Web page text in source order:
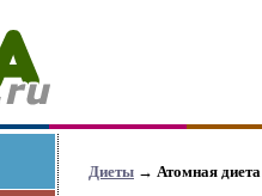
Диеты → Атомная диета